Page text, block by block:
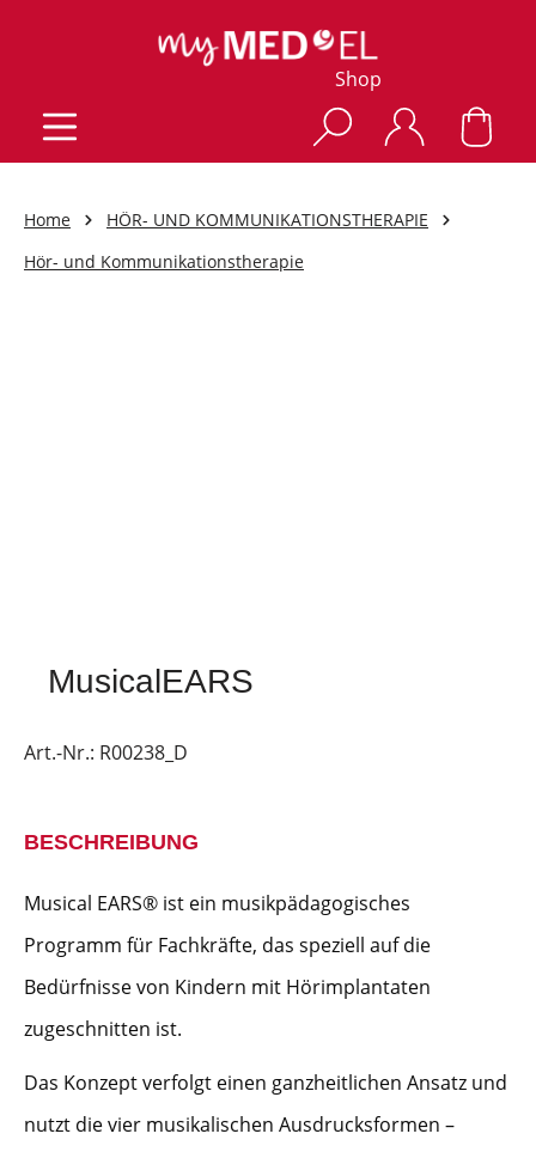
Shop
Home
HÖR- UND KOMMUNIKATIONSTHERAPIE
Hör- und Kommunikationstherapie
MusicalEARS
Art.-Nr.: R00238_D
BESCHREIBUNG
Musical EARS® ist ein musikpädagogisches
Programm für Fachkräfte, das speziell auf die
Bedürfnisse von Kindern mit Hörimplantaten
zugeschnitten ist.
Das Konzept verfolgt einen ganzheitlichen Ansatz und
nutzt die vier musikalischen Ausdrucksformen –